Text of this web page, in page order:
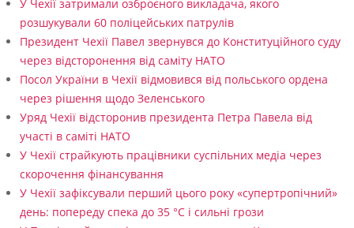
У Чехії затримали озброєного викладача, якого
розшукували 60 поліцейських патрулів
Президент Чехії Павел звернувся до Конституційного суду
через відсторонення від саміту НАТО
Посол України в Чехії відмовився від польського ордена
через рішення щодо Зеленського
Уряд Чехії відсторонив президента Петра Павела від
участі в саміті НАТО
У Чехії страйкують працівники суспільних медіа через
скорочення фінансування
У Чехії зафіксували перший цього року «супертропічний»
день: попереду спека до 35 °C і сильні грози